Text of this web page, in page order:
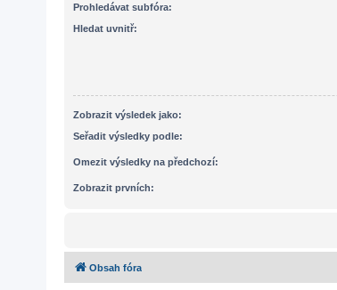
Prohledávat subfóra:
Hledat uvnitř:
Zobrazit výsledek jako:
Seřadit výsledky podle:
Omezit výsledky na předchozí:
Zobrazit prvních:
Obsah fóra